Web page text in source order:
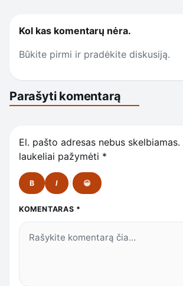
Kol kas komentarų nėra.
Būkite pirmi ir pradėkite diskusiją.
Parašyti komentarą
El. pašto adresas nebus skelbiamas.
laukeliai pažymėti *
B I 😀
KOMENTARAS *